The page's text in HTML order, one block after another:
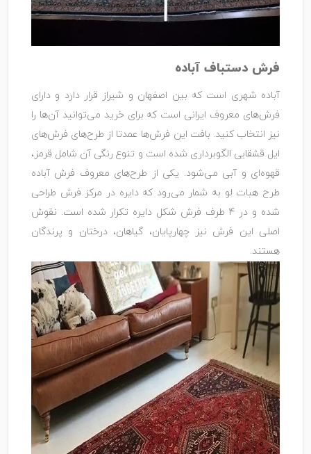
فرش دستباف آباده
آباده شهری است که بین اصفهان و شیراز قرار دارد و دارای
فرش‌های معروف ایرانی است که برای خرید می‌توانید آن‌ها را
نیز انتخاب کنید. بافت این فرش‌ها عمدتا از طرح‌های فرش‌های
ایل قشقایی الگوبرداری شده است و تنوع رنگی آن شامل قرمز،
قهوه‌ای و آبی می‌شود. یکی از طرح‌های معروف فرش آباده
طرح هبات لو به شمار می‌رود که دایره در مرکز فرش طراحی
شده و در 4 طرف فرش شکل دایره تکرار شده است. نقوش
اصلی این فرش نیز چهارپایان، گیاهان، درختان و پرندگان
هستند.